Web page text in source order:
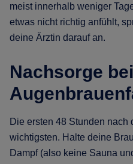
meist innerhalb weniger
etwas nicht richtig anfühlt,
deine Ärztin darauf an.
Nachsorge
Die ersten 48 Stunden nach
wichtigsten. Halte deine
Dampf (also keine Sauna